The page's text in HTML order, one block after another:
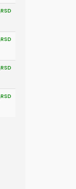
RSD
RSD
RSD
RSD